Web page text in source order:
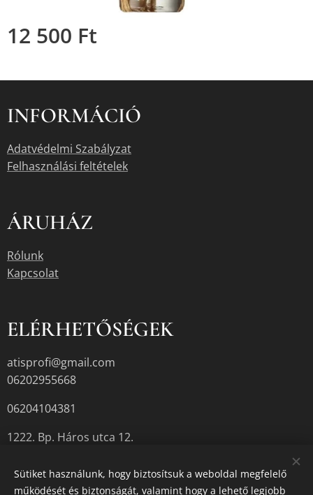
12 500 Ft
INFORMÁCIÓ
Adatvédelmi Szabályzat
Felhasználási feltételek
ÁRUHÁZ
Rólunk
Kapcsolat
ELÉRHETŐSÉGEK
atisprofi@gmail.com
06202955668
06204104381
1222. Bp. Háros utca 12.
Sütiket használunk, hogy biztosítsuk a weboldal megfelelő
működését és biztonságát, valamint hogy a lehető legjobb